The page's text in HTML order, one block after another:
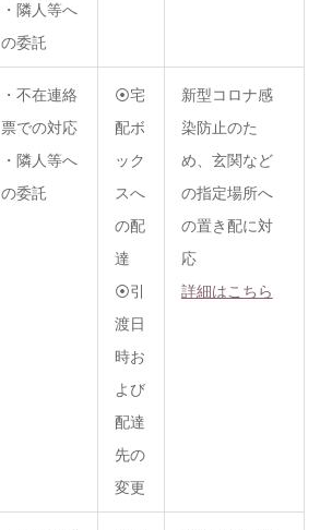
・隣人等へ
の委託
・不在連絡
票での対応
・隣人等へ
の委託
⦿宅
配ボ
ック
スへ
の配
達
⦿引
渡日
時お
よび
配達
先の
変更
新型コロナ感
染防止のた
め、玄関など
の指定場所へ
の置き配に対
応
詳細はこちら